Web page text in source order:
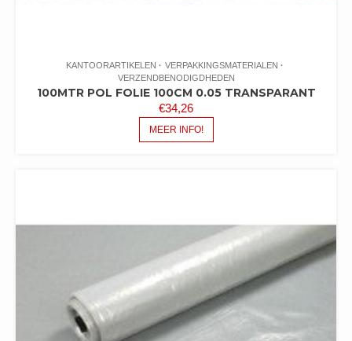
KANTOORARTIKELEN
VERPAKKINGSMATERIALEN
VERZENDBENODIGDHEDEN
100MTR POL FOLIE 100CM 0.05 TRANSPARANT
€34,26
MEER INFO!